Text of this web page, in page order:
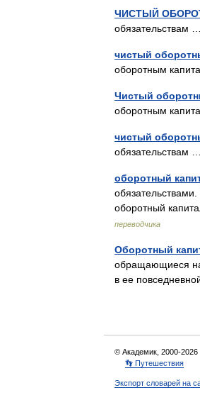
ЧИСТЫЙ
обязательствам
чистый
оборотным
Чистый
оборотным
чистый
обязательствам
оборотный
оборотный
переводчика
Оборотный
обращающиеся на
в ее
© Академик, 2000-2026
👣 Путешествия
Экспорт словарей на